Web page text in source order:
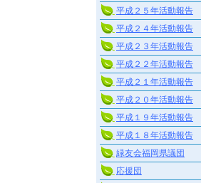
平成２５年活動報告
平成２４年活動報告
平成２３年活動報告
平成２２年活動報告
平成２１年活動報告
平成２０年活動報告
平成１９年活動報告
平成１８年活動報告
緑友会福岡県議団
応援団